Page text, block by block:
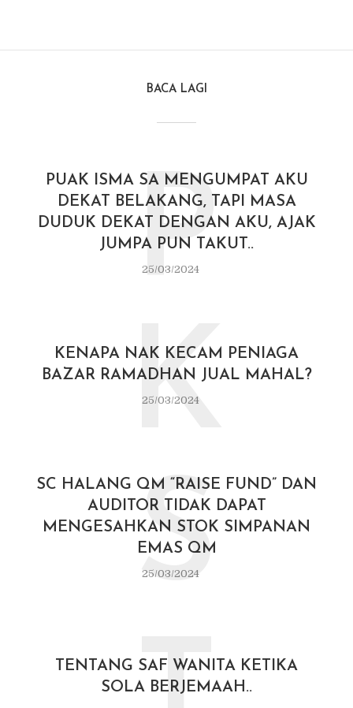
BACA LAGI
PUAK ISMA SA MENGUMPAT AKU
DEKAT BELAKANG, TAPI MASA
DUDUK DEKAT DENGAN AKU, AJAK
JUMPA PUN TAKUT..
25/03/2024
P
KENAPA NAK KECAM PENIAGA
BAZAR RAMADHAN JUAL MAHAL?
25/03/2024
K
SC HALANG QM “RAISE FUND” DAN
AUDITOR TIDAK DAPAT
MENGESAHKAN STOK SIMPANAN
EMAS QM
25/03/2024
S
TENTANG SAF WANITA KETIKA
SOLA BERJEMAAH..